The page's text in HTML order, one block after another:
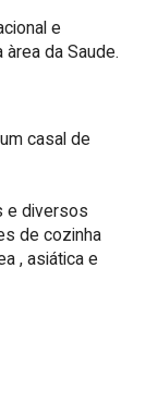
e
da Saude.
casal de
e diversos
de cozinha
, asiática e